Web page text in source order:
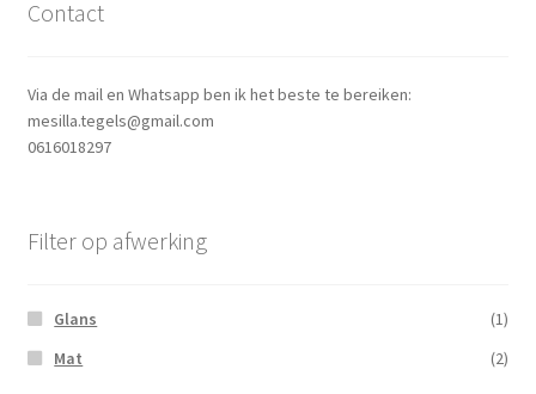
Contact
Via de mail en Whatsapp ben ik het beste te bereiken:
mesilla.tegels@gmail.com
0616018297
Filter op afwerking
Glans
(1)
Mat
(2)